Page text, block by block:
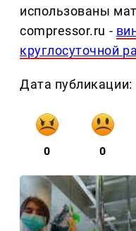
использованы
compressor.ru -
круглосуточной
Дата
0 0